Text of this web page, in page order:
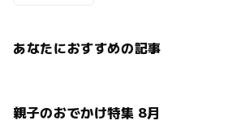
あなたにおすすめの記事
親子のおでかけ特集 8月